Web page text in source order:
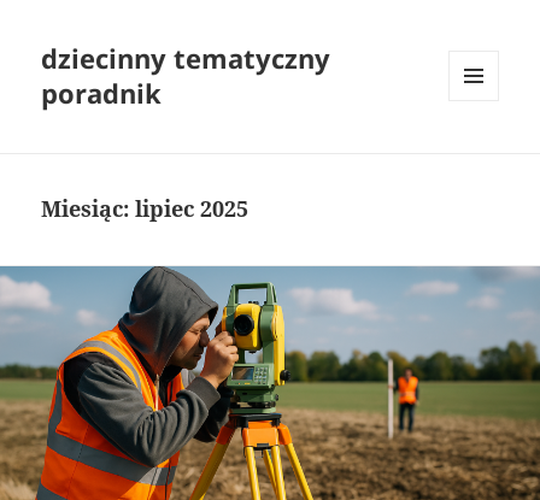
dziecinny tematyczny
poradnik
Miesiąc:lipiec 2025